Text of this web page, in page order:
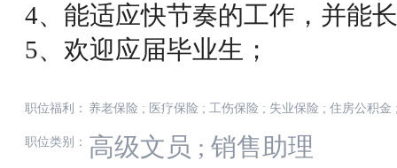
4、能适应快节奏的工作，并能
5、欢迎应届毕业生；
职位福利： 养老保险 ; 医疗保险 ; 工伤保险 ; 失业保险 ; 住房公积金
职位类别： 高级文员 ; 销售助理